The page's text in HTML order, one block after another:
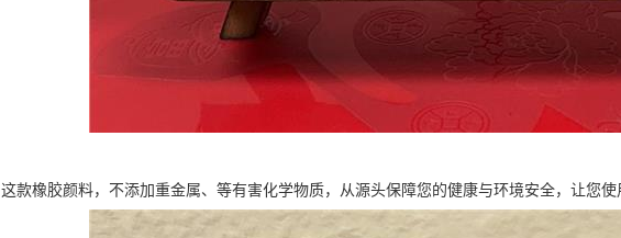
这款橡胶颜料，不添加重金属、等有害化学物质，从源头保障您的健康与环境安全，让您使